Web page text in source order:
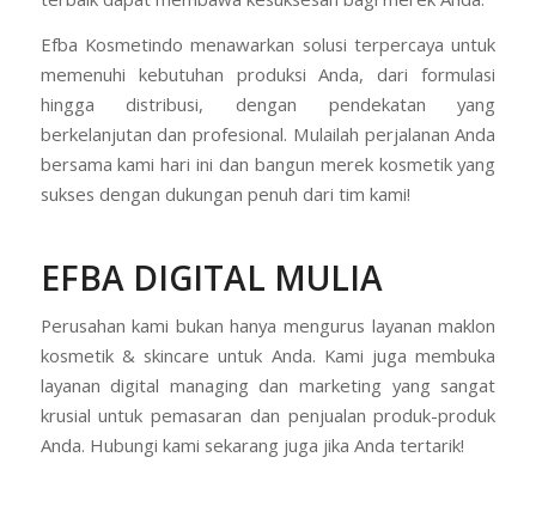
Efba Kosmetindo menawarkan solusi terpercaya untuk
memenuhi kebutuhan produksi Anda, dari formulasi
hingga distribusi, dengan pendekatan yang
berkelanjutan dan profesional. Mulailah perjalanan Anda
bersama kami hari ini dan bangun merek kosmetik yang
sukses dengan dukungan penuh dari tim kami!
EFBA DIGITAL MULIA
Perusahan kami bukan hanya mengurus layanan maklon
kosmetik & skincare untuk Anda. Kami juga membuka
layanan digital managing dan marketing yang sangat
krusial untuk pemasaran dan penjualan produk-produk
Anda. Hubungi kami sekarang juga jika Anda tertarik!